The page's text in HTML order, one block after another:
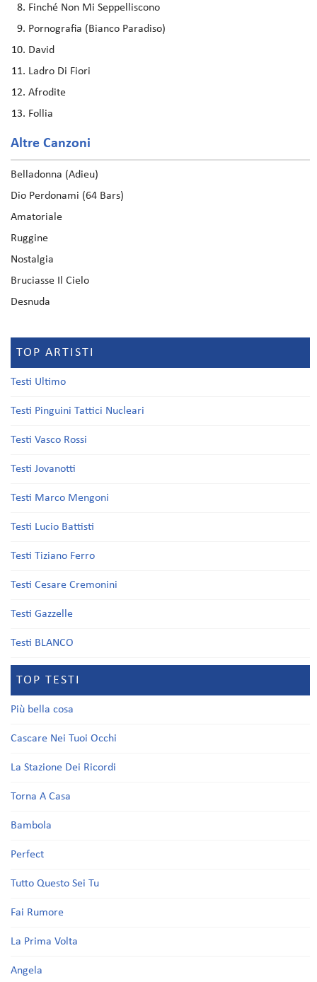
Finché Non Mi Seppelliscono
Pornografia (Bianco Paradiso)
David
Ladro Di Fiori
Afrodite
Follia
Altre Canzoni
Belladonna (Adieu)
Dio Perdonami (64 Bars)
Amatoriale
Ruggine
Nostalgia
Bruciasse Il Cielo
Desnuda
TOP ARTISTI
Testi Ultimo
Testi Pinguini Tattici Nucleari
Testi Vasco Rossi
Testi Jovanotti
Testi Marco Mengoni
Testi Lucio Battisti
Testi Tiziano Ferro
Testi Cesare Cremonini
Testi Gazzelle
Testi BLANCO
TOP TESTI
Più bella cosa
Cascare Nei Tuoi Occhi
La Stazione Dei Ricordi
Torna A Casa
Bambola
Perfect
Tutto Questo Sei Tu
Fai Rumore
La Prima Volta
Angela